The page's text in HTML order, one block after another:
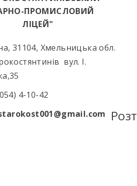
ПРОМИСЛОВИЙ
ЛІЦЕЙ"
31104, Хмельницька обл.
вул. І.
4-10-42